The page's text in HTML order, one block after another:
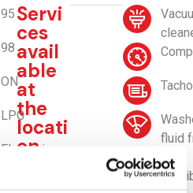
95
98
ON
LPG
Electrician
Servi
ces
avail
able
at
the
locati
on
fluid
the